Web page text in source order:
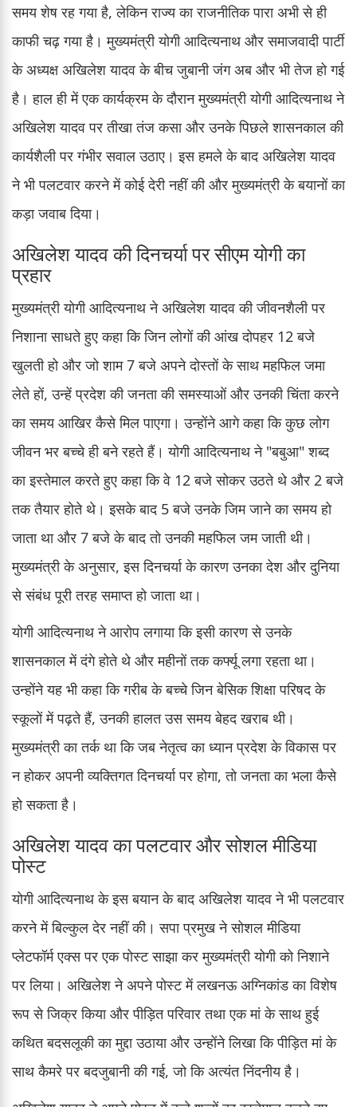
समय शेष रह गया है, लेकिन राज्य का राजनीतिक पारा अभी से ही
काफी चढ़ गया है। मुख्यमंत्री योगी आदित्यनाथ और समाजवादी पार्टी
के अध्यक्ष अखिलेश यादव के बीच जुबानी जंग अब और भी तेज हो गई
है। हाल ही में एक कार्यक्रम के दौरान मुख्यमंत्री योगी आदित्यनाथ ने
अखिलेश यादव पर तीखा तंज कसा और उनके पिछले शासनकाल की
कार्यशैली पर गंभीर सवाल उठाए। इस हमले के बाद अखिलेश यादव
ने भी पलटवार करने में कोई देरी नहीं की और मुख्यमंत्री के बयानों का
कड़ा जवाब दिया।
अखिलेश यादव की दिनचर्या पर सीएम योगी का
प्रहार
मुख्यमंत्री योगी आदित्यनाथ ने अखिलेश यादव की जीवनशैली पर
निशाना साधते हुए कहा कि जिन लोगों की आंख दोपहर 12 बजे
खुलती हो और जो शाम 7 बजे अपने दोस्तों के साथ महफिल जमा
लेते हों, उन्हें प्रदेश की जनता की समस्याओं और उनकी चिंता करने
का समय आखिर कैसे मिल पाएगा। उन्होंने आगे कहा कि कुछ लोग
जीवन भर बच्चे ही बने रहते हैं। योगी आदित्यनाथ ने "बबुआ" शब्द
का इस्तेमाल करते हुए कहा कि वे 12 बजे सोकर उठते थे और 2 बजे
तक तैयार होते थे। इसके बाद 5 बजे उनके जिम जाने का समय हो
जाता था और 7 बजे के बाद तो उनकी महफिल जम जाती थी।
मुख्यमंत्री के अनुसार, इस दिनचर्या के कारण उनका देश और दुनिया
से संबंध पूरी तरह समाप्त हो जाता था।
योगी आदित्यनाथ ने आरोप लगाया कि इसी कारण से उनके
शासनकाल में दंगे होते थे और महीनों तक कर्फ्यू लगा रहता था।
उन्होंने यह भी कहा कि गरीब के बच्चे जिन बेसिक शिक्षा परिषद के
स्कूलों में पढ़ते हैं, उनकी हालत उस समय बेहद खराब थी।
मुख्यमंत्री का तर्क था कि जब नेतृत्व का ध्यान प्रदेश के विकास पर
न होकर अपनी व्यक्तिगत दिनचर्या पर होगा, तो जनता का भला कैसे
हो सकता है।
अखिलेश यादव का पलटवार और सोशल मीडिया
पोस्ट
योगी आदित्यनाथ के इस बयान के बाद अखिलेश यादव ने भी पलटवार
करने में बिल्कुल देर नहीं की। सपा प्रमुख ने सोशल मीडिया
प्लेटफॉर्म एक्स पर एक पोस्ट साझा कर मुख्यमंत्री योगी को निशाने
पर लिया। अखिलेश ने अपने पोस्ट में लखनऊ अग्निकांड का विशेष
रूप से जिक्र किया और पीड़ित परिवार तथा एक मां के साथ हुई
कथित बदसलूकी का मुद्दा उठाया और उन्होंने लिखा कि पीड़ित मां के
साथ कैमरे पर बदजुबानी की गई, जो कि अत्यंत निंदनीय है।